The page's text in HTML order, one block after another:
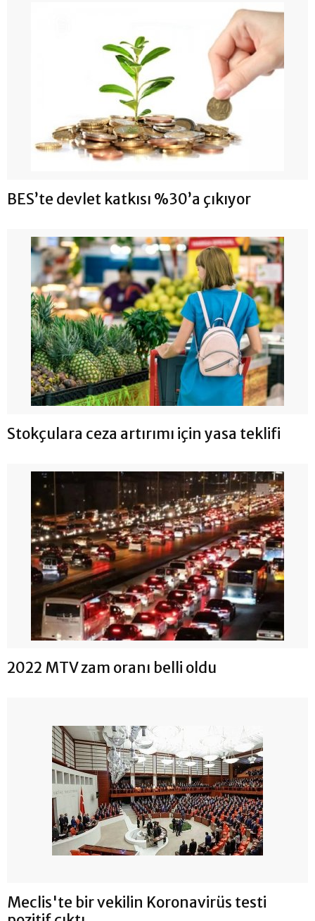
BES’te devlet katkısı %30’a çıkıyor
Stokçulara ceza artırımı için yasa teklifi
2022 MTV zam oranı belli oldu
Meclis'te bir vekilin Koronavirüs testi